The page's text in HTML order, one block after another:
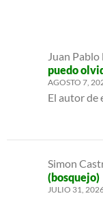
Juan
puedo
AGOSTO 7,
El autor de
Simon
(bosquejo)
JULIO 31,